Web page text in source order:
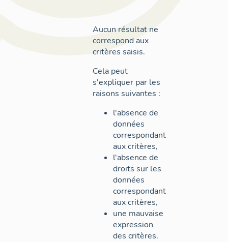
Aucun résultat ne
correspond aux
critères saisis.
Cela peut
s'expliquer par les
raisons suivantes :
l'absence de
données
correspondant
aux critères,
l'absence de
droits sur les
données
correspondant
aux critères,
une mauvaise
expression
des critères.